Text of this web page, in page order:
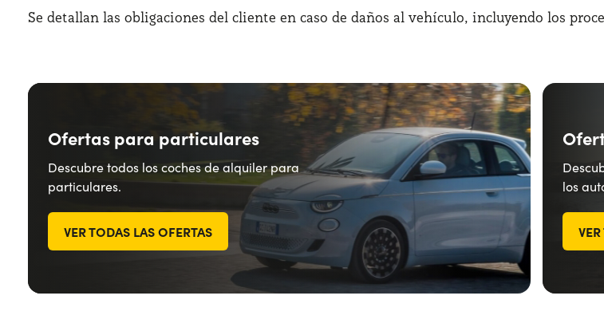
Se detallan las obligaciones del cliente en caso de daños al vehículo, incluyendo los
Ofertas para particulares
Descubre todos los coches de alquiler para
particulares.
VER TODAS LAS OFERTAS
los